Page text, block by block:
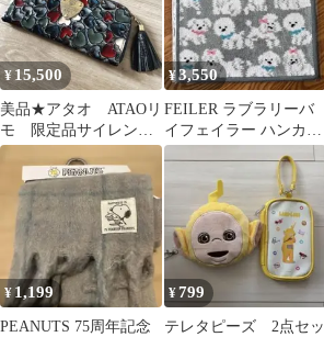
¥ 15,500
美品★アタオ ATAOリ
モ 限定品サイレント
ナイト長財布 ハー
ト クリスマス
¥3,550
FEILER ラブラリーバ
イフェイラー ハンカ
チ モフモフワン
¥1,199
PEANUTS 75周年記念
¥799
テレタピーズ 2点セッ